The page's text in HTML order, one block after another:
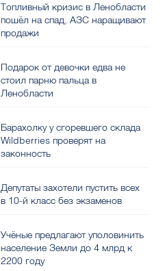
Топливный кризис в Ленобласти
пошёл на спад, АЗС наращивают
продажи
Подарок от девочки едва не
стоил парню пальца в
Ленобласти
Барахолку у сгоревшего склада
Wildberries проверят на
законность
Депутаты захотели пустить всех
в 10-й класс без экзаменов
Учёные предлагают уполовинить
население Земли до 4 млрд к
2200 году